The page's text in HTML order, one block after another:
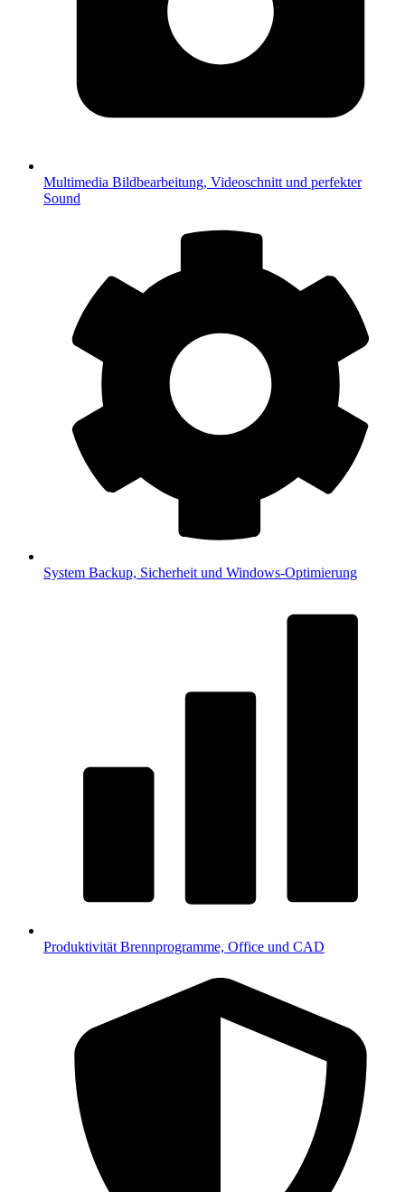
Multimedia Bildbearbeitung, Videoschnitt und perfekter
Sound
System Backup, Sicherheit und Windows-Optimierung
Produktivität Brennprogramme, Office und CAD